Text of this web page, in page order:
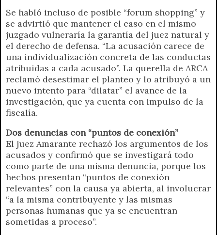
Se habló incluso de posible “forum shopping” y
se advirtió que mantener el caso en el mismo
juzgado vulneraría la garantía del juez natural y
el derecho de defensa. “La acusación carece de
una individualización concreta de las conductas
atribuidas a cada acusado”. La querella de ARCA
reclamó desestimar el planteo y lo atribuyó a un
nuevo intento para “dilatar” el avance de la
investigación, que ya cuenta con impulso de la
fiscalía.
Dos denuncias con “puntos de conexión”
El juez Amarante rechazó los argumentos de los
acusados y confirmó que se investigará todo
como parte de una misma denuncia, porque los
hechos presentan “puntos de conexión
relevantes” con la causa ya abierta, al involucrar
“a la misma contribuyente y las mismas
personas humanas que ya se encuentran
sometidas a proceso”.